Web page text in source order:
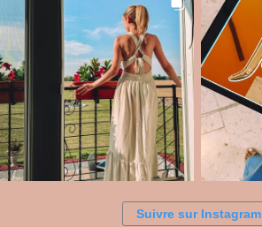
Suivre sur Instagram